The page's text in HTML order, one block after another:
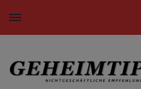
Nichtgeschäftliche Empfehlungen für